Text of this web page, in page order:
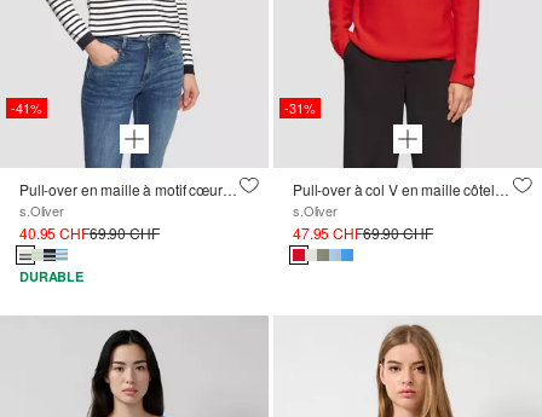
-41%
Pull-over en maille à motif cœur brodé
s.Oliver
40.95 CHF69.90 CHF
DURABLE
-31%
Pull-over à col V en maille côtelée de coton mélangé
s.Oliver
47.95 CHF69.90 CHF